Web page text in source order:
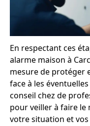
En respectant ces
alarme maison à
mesure de protéger
face à les
conseil chez de
pour veiller à faire le
votre situation et vos